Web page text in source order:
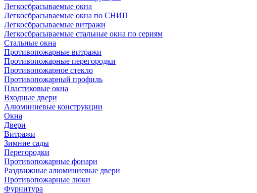
Легкосбрасываемые окна
Легкосбрасываемые окна по СНИП
Легкосбрасываемые витражи
Легкосбрасываемые стальные окна по сериям
Стальные окна
Противопожарные витражи
Противопожарные перегородки
Противопожарное стекло
Противопожарный профиль
Пластиковые окна
Входные двери
Алюминиевые конструкции
Окна
Двери
Витражи
Зимние сады
Перегородки
Противопожарные фонари
Раздвижные алюминиевые двери
Противопожарные люки
Фурнитура